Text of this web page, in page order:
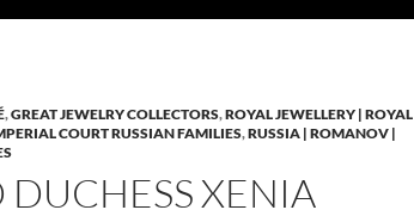
,GREAT JEWELRY COLLECTORS,ROYAL JEWELLERY | ROYAL
COURT RUSSIAN FAMILIES,RUSSIA | ROMANOV |
DUCHESS XENIA